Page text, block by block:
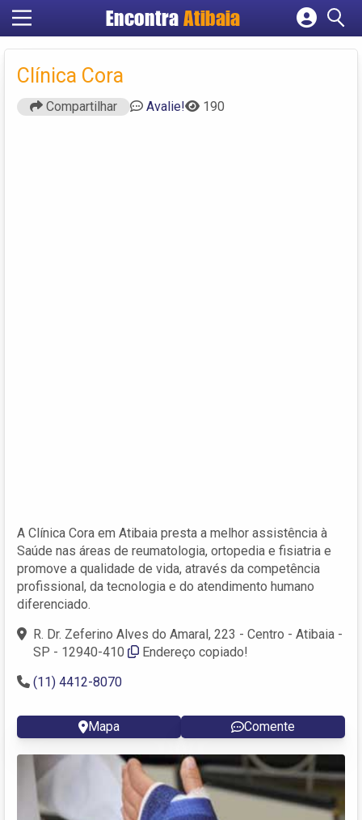
Encontra Atibaia
Cadastrar empresa
Clínica Cora
Compartilhar Avalie! 190
A Clínica Cora em Atibaia presta a melhor assistência à
Saúde nas áreas de reumatologia, ortopedia e fisiatria e
promove a qualidade de vida, através da competência
profissional, da tecnologia e do atendimento humano
diferenciado.
R. Dr. Zeferino Alves do Amaral, 223 - Centro - Atibaia -
SP - 12940-410
Endereço copiado!
(11) 4412-8070
Mapa Comente